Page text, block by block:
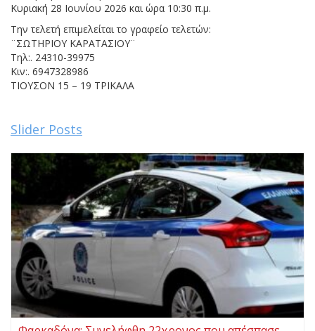
Κυριακή 28 Ιουνίου 2026 και ώρα 10:30 π.μ.
Την τελετή επιμελείται το γραφείο τελετών:
¨ΣΩΤΗΡΙΟΥ ΚΑΡΑΤΑΣΙΟΥ¨
Τηλ:. 24310-39975
Κιν:. 6947328986
ΤΙΟΥΣΟΝ 15 – 19 ΤΡΙΚΑΛΑ
Slider Posts